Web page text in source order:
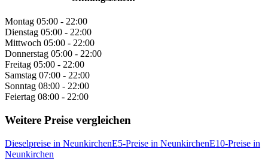
Montag 05:00 - 22:00
Dienstag 05:00 - 22:00
Mittwoch 05:00 - 22:00
Donnerstag 05:00 - 22:00
Freitag 05:00 - 22:00
Samstag 07:00 - 22:00
Sonntag 08:00 - 22:00
Feiertag 08:00 - 22:00
Weitere Preise vergleichen
Dieselpreise in NeunkirchenE5-Preise in NeunkirchenE10-Preise in
Neunkirchen